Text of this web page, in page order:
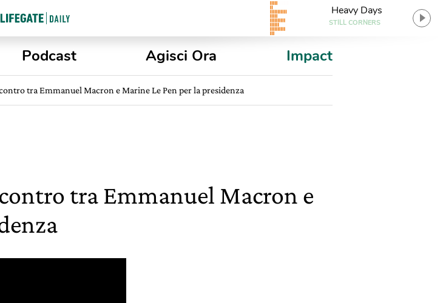
Heavy Days
STILL CORNERS
Podcast Agisci Ora Impact
tra Emmanuel Macron e Marine Le Pen per la presidenza
tra Emmanuel Macron e